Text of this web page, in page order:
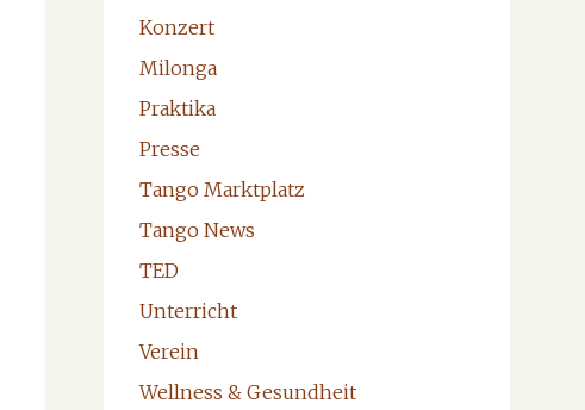
Konzert
Milonga
Praktika
Presse
Tango Marktplatz
Tango News
TED
Unterricht
Verein
Wellness & Gesundheit